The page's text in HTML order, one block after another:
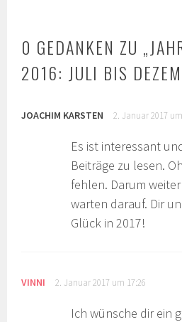
0 GEDANKEN ZU „
2016: JULI BIS
JOACHIM KARSTEN 2. Januar 2017
Es ist interessant
Beiträge zu lesen.
fehlen. Darum
warten darauf. Dir
Glück in 2017!
VINNI 2. Januar 2017 um 17:26
Ich wünsche dir ein